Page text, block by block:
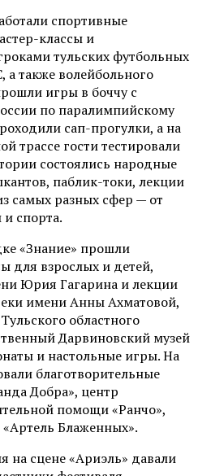
спортивные
классы и
тульских футбольных
а также волейбольного
игры в боччу с
по паралимпийскому
сап-прогулки, а на
трассе гости тестировали
состоялись народные
паблик-токи, лекции
самых разных сфер — от
спорта.
«Знание» прошли
для взрослых и детей,
Юрия Гагарина и лекции
имени Анны Ахматовой,
областного
Дарвиновский музей
и настольные игры. На
благотворительные
Добра», центр
помощи «Ранчо»,
«Артель Блаженных».
на сцене«Ариэль» давали